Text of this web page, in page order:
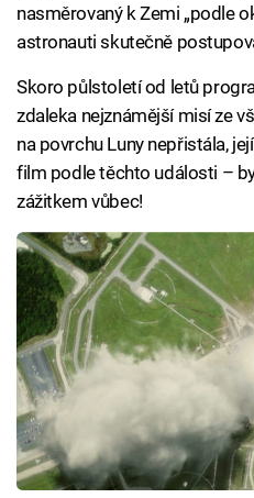
nasměrovaný k Zemi „podle
astronauti skutečně
Skoro půlstoletí od letů
zdaleka nejznámější misí ze
na povrchu Luny nepřistála,
film podle těchto události –
zážitkem vůbec!